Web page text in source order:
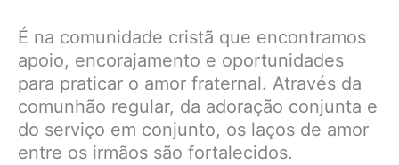
É na comunidade cristã que encontramos
apoio, encorajamento e oportunidades
para praticar o amor fraternal. Através da
comunhão regular, da adoração conjunta e
do serviço em conjunto, os laços de amor
entre os irmãos são fortalecidos.